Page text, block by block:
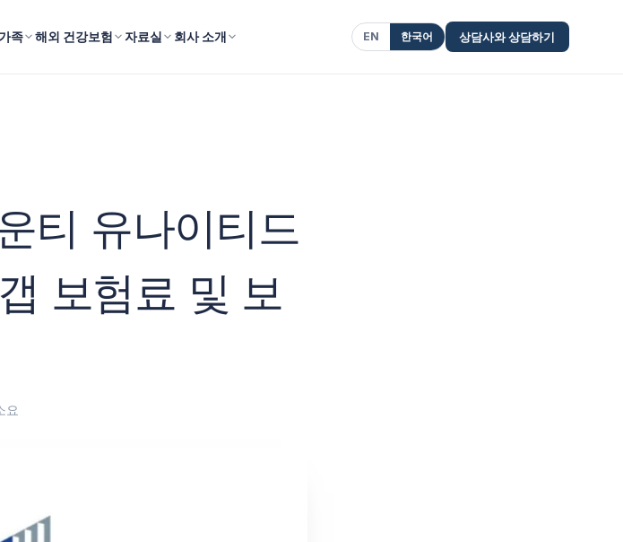
족 해외 건강보험 자료실 회사 소개 EN 한국어 상담사와 상담하기
티 유나이티드
보험료 및 보
요